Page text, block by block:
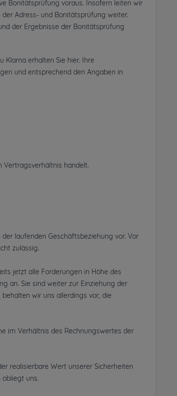
Bonitätsprüfung voraus. Insofern leiten wir
Adress- und Bonitätsprüfung weiter.
der Ergebnisse der Bonitätsprüfung
Klarna erhalten Sie hier. Ihre
und entsprechend den Angaben in
Vertragsverhältnis handelt.
laufenden Geschäftsbeziehung vor. Vor
zulässig.
jetzt alle Forderungen in Höhe des
an. Sie sind weiter zur Einziehung der
wir uns allerdings vor, die
im Verhältnis des Rechnungswertes der
realisierbare Wert unserer Sicherheiten
obliegt uns.